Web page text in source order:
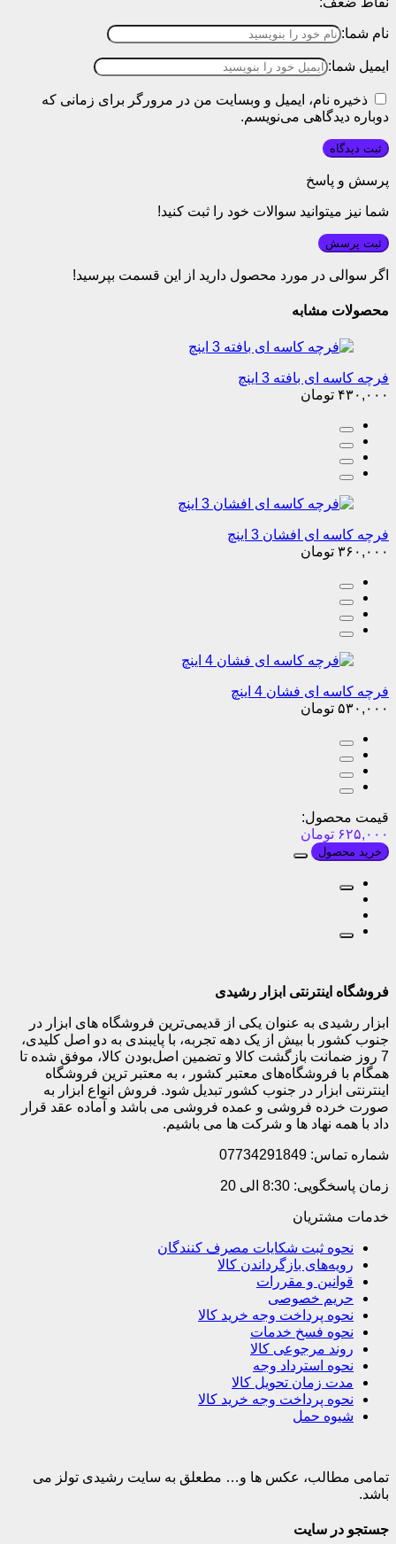
نام شما:
ایمیل شما:
ذخیره نام، ایمیل و وبسایت من در مرورگر برای زمانی که
دوباره دیدگاهی می‌نویسم.
پرسش و پاسخ
شما نیز میتوانید سوالات خود را ثبت کنید!
ثبت پرسش
اگر سوالی در مورد محصول دارید از این قسمت بپرسید!
محصولات مشابه
فرچه کاسه ای بافته 3 اینچ
۴۳۰,۰۰۰ تومان
فرچه کاسه ای افشان 3 اینچ
۳۶۰,۰۰۰ تومان
فرچه کاسه ای فشان 4 اینچ
۵۳۰,۰۰۰ تومان
قیمت محصول:
۶۲۵,۰۰۰ تومان
خرید محصول
فروشگاه اینترنتی ابزار رشیدی
ابزار رشیدی به عنوان یکی از قدیمی‌ترین فروشگاه های ابزار در
جنوب کشور با بیش از یک دهه تجربه، با پایبندی به دو اصل کلیدی،
7 روز ضمانت بازگشت کالا و تضمین اصل‌بودن کالا، موفق شده تا
همگام با فروشگاه‌های معتبر کشور ، به معتبر ترین فروشگاه
اینترنتی ابزار در جنوب کشور تبدیل شود. فروش انواع ابزار به
صورت خرده فروشی و عمده فروشی می باشد و آماده عقد قرار
داد با همه نهاد ها و شرکت ها می باشیم.
شماره تماس: 07734291849
زمان پاسخگویی: 8:30 الی 20
خدمات مشتریان
نحوه ثبت شکایات مصرف کنندگان
رویه‌های بازگرداندن کالا
قوانین و مقررات
حریم خصوصی
نحوه پرداخت وجه خرید کالا
نحوه فسخ خدمات
روند مرجوعی کالا
نحوه استرداد وجه
مدت زمان تحویل کالا
نحوه پرداخت وجه خرید کالا
شیوه حمل
تمامی مطالب، عکس ها و… مطعلق به سایت رشیدی تولز می
باشد.
جستجو در سایت